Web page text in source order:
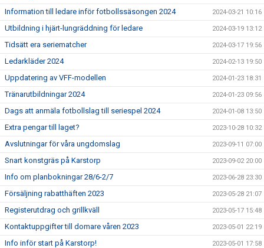
Information till ledare inför fotbollssäsongen 2024 2024-03-21 10:16
Utbildning i hjärt-lungräddning för ledare 2024-03-19 13:12
Tidsätt era seriematcher 2024-03-17 19:56
Ledarkläder 2024 2024-02-13 19:50
Uppdatering av VFF-modellen 2024-01-23 18:31
Tränarutbildningar 2024 2024-01-23 09:56
Dags att anmäla fotbollslag till seriespel 2024 2024-01-08 13:50
Extra pengar till laget? 2023-10-28 10:32
Avslutningar för våra ungdomslag 2023-09-11 07:00
Snart konstgräs på Karstorp 2023-09-02 20:00
Info om planbokningar 28/6-2/7 2023-06-28 23:30
Försäljning rabatthäften 2023 2023-05-28 21:07
Registerutdrag och grillkväll 2023-05-17 15:48
Kontaktuppgifter till domare våren 2023 2023-05-01 22:19
Info inför start på Karstorp! 2023-05-01 17:58